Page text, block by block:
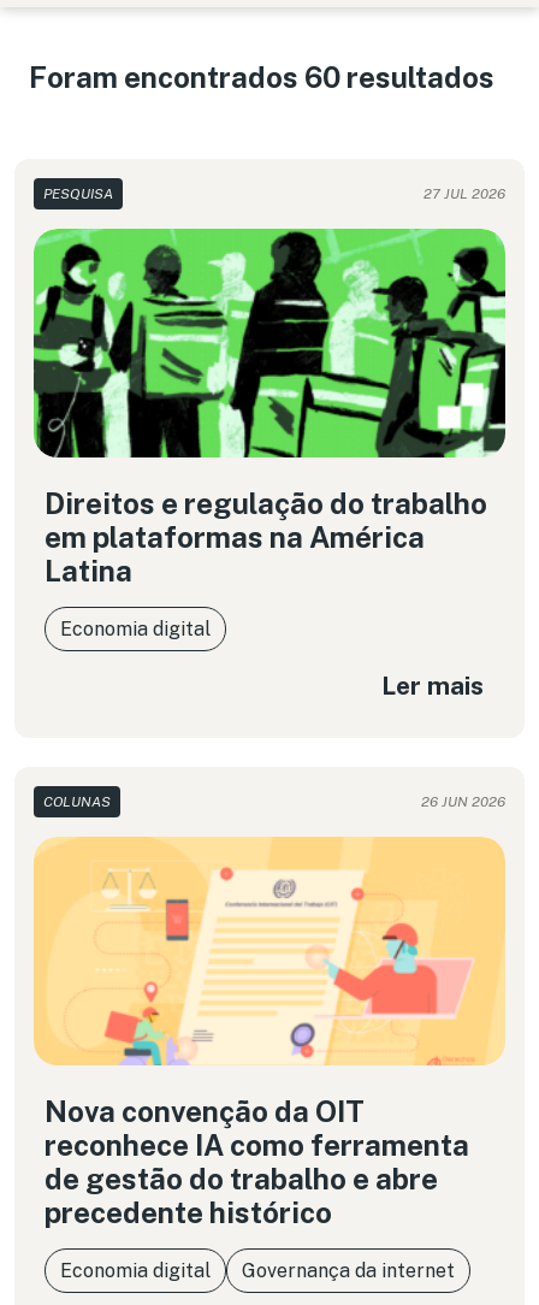
Foram encontrados 60 resultados
PESQUISA 27 JUL 2026
Direitos e regulação do trabalho
em plataformas na América
Latina
Economia digital
Ler mais
COLUNAS 26 JUN 2026
Nova convenção da OIT
reconhece IA como ferramenta
de gestão do trabalho e abre
precedente histórico
Economia digital Governança da internet